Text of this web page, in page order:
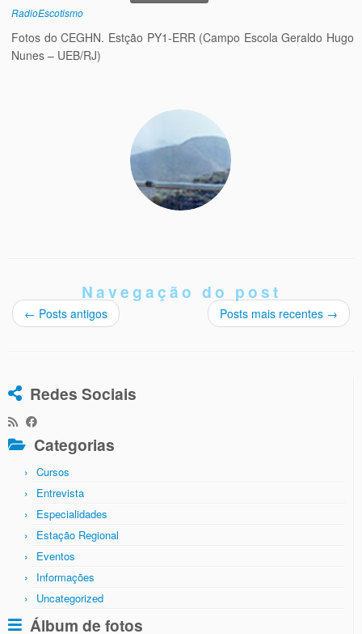
RadioEscotismo
Fotos do CEGHN. Estção PY1-ERR (Campo Escola Geraldo Hugo
Nunes – UEB/RJ)
Navegação do post
← Posts antigos Posts mais recentes →
Redes Sociais
Categorias
Cursos
Entrevista
Especialidades
Estação Regional
Eventos
Informações
Uncategorized
Álbum de fotos